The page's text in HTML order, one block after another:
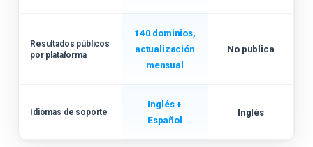
Resultados públicos
por plataforma
140 dominios,
actualización
mensual
No publica
Idiomas de soporte
Inglés +
Español
Inglés